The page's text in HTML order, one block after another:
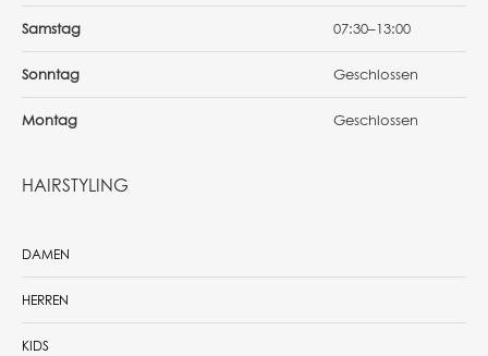
Samstag 07:30–13:00
Sonntag Geschlossen
Montag Geschlossen
HAIRSTYLING
DAMEN
HERREN
KIDS